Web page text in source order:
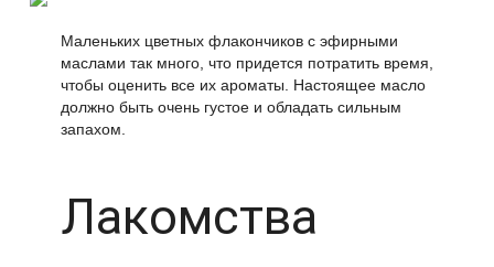
Маленьких цветных флакончиков с эфирными
маслами так много, что придется потратить время,
чтобы оценить все их ароматы. Настоящее масло
должно быть очень густое и обладать сильным
запахом.
Лакомства